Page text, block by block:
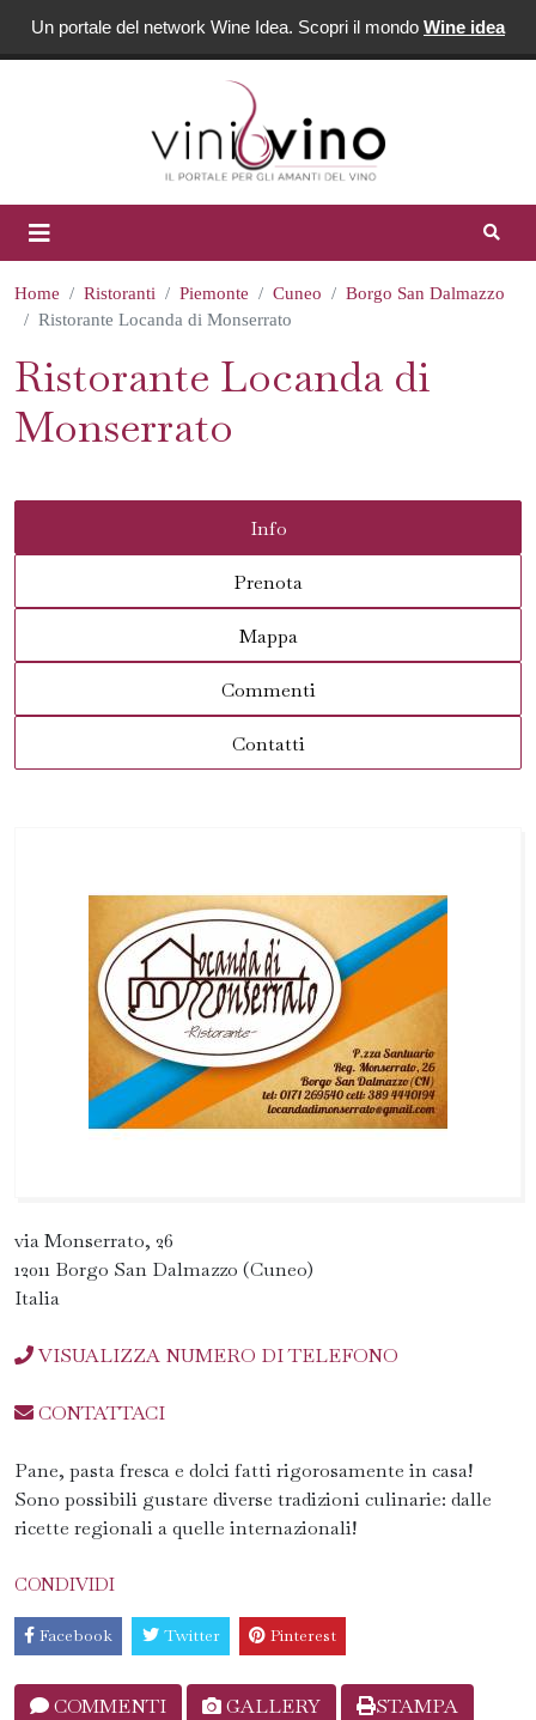
Un portale del network Wine Idea. Scopri il mondo Wine idea
Home Ristoranti Piemonte Cuneo
Borgo San Dalmazzo
Ristorante Locanda di Monserrato
Ristorante Locanda di
Monserrato
Info
Prenota
Mappa
Commenti
Contatti
via Monserrato, 26
12011 Borgo San Dalmazzo (Cuneo)
Italia
VISUALIZZA NUMERO DI TELEFONO
CONTATTACI
Pane, pasta fresca e dolci fatti rigorosamente in casa!
Sono possibili gustare diverse tradizioni culinarie: dalle
ricette regionali a quelle internazionali!
CONDIVIDI
Facebook Twitter Pinterest
COMMENTI GALLERY STAMPA